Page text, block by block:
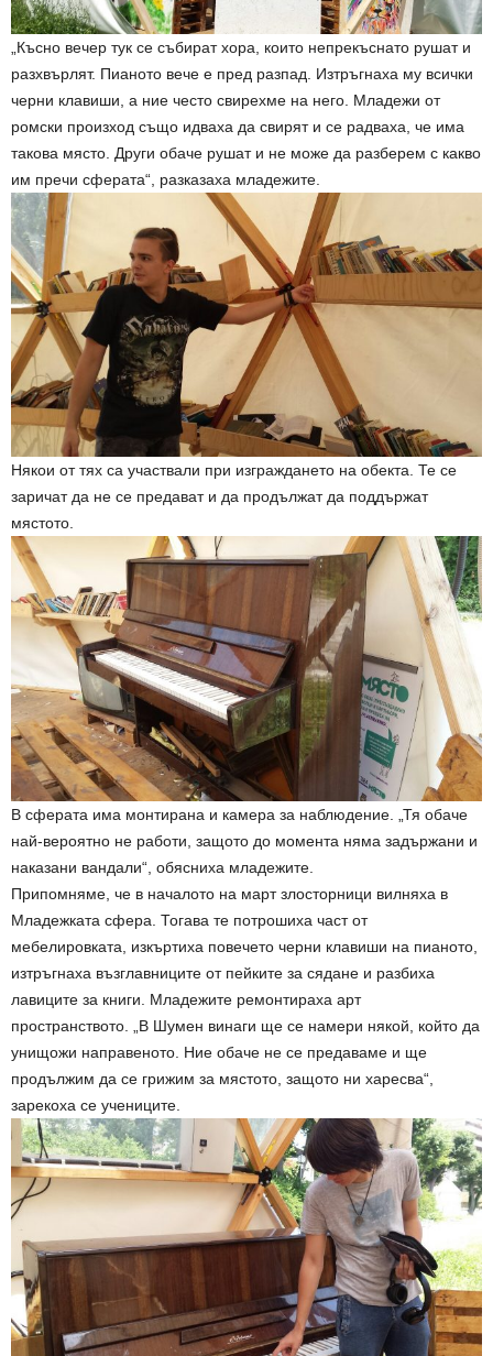
„Късно вечер тук се събират хора, които непрекъснато рушат и
разхвърлят. Пианото вече е пред разпад. Изтръгнаха му всички
черни клавиши, а ние често свирехме на него. Младежи от
ромски произход също идваха да свирят и се радваха, че има
такова място. Други обаче рушат и не може да разберем с какво
им пречи сферата“, разказаха младежите.
Някои от тях са участвали при изграждането на обекта. Те се
заричат да не се предават и да продължат да поддържат
мястото.
В сферата има монтирана и камера за наблюдение. „Тя обаче
най-вероятно не работи, защото до момента няма задържани и
наказани вандали“, обясниха младежите.
Припомняме, че в началото на март злосторници вилняха в
Младежката сфера. Тогава те потрошиха част от
мебелировката, изкъртиха повечето черни клавиши на пианото,
изтръгнаха възглавниците от пейките за сядане и разбиха
лавиците за книги. Младежите ремонтираха арт
пространството. „В Шумен винаги ще се намери някой, който да
унищожи направеното. Ние обаче не се предаваме и ще
продължим да се грижим за мястото, защото ни харесва“,
зарекоха се учениците.